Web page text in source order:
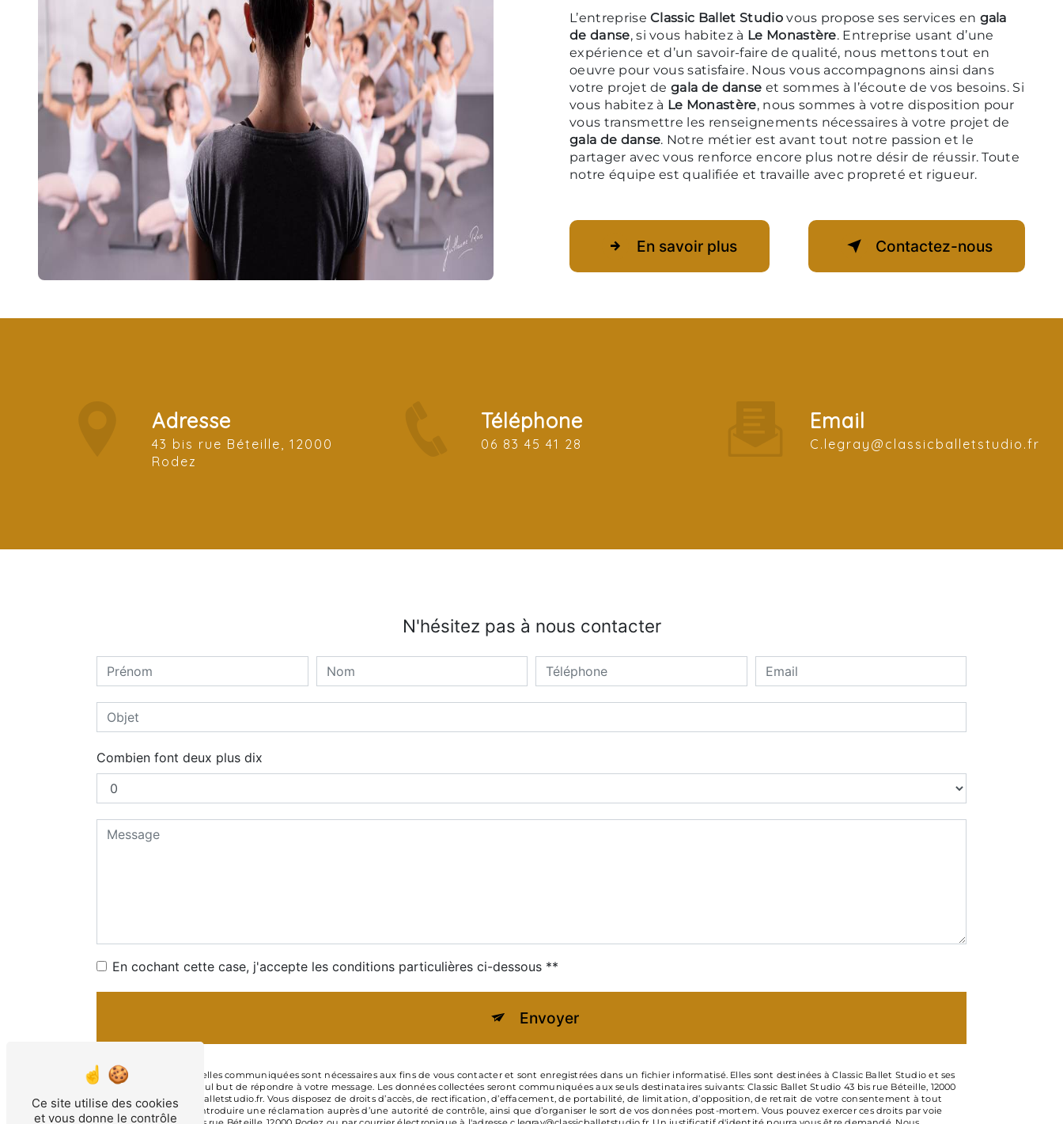
L’entrepriseClassic Ballet Studiovous propose ses services en gala
de danse, si vous habitez à Le Monastère. Entreprise usant d’une
expérience et d’un savoir-faire de qualité, nous mettons tout en
oeuvre pour vous satisfaire. Nous vous accompagnons ainsi dans
votre projet degala de danse et sommes à l’écoute de vos besoins. Si
vous habitez à Le Monastère, nous sommes à votre disposition pour
vous transmettre les renseignements nécessaires à votre projet de
gala de danse. Notre métier est avant tout notre passion et le
partager avec vous renforce encore plus notre désir de réussir. Toute
notre équipe est qualifiée et travaille avec propreté et rigueur.
En savoir plus Contactez-nous
Adresse
43 bis rue Béteille, 12000
Rodez
Téléphone
06 83 45 41 28
Email
c.legray@classicballetstudio.fr
N'hésitez pas à nous contacter
Combien font deux plus dix
En cochant cette case, j'accepte les conditions particulières ci-dessous **
Envoyer
** Les données personnelles communiquées sont nécessaires aux fins de vous contacter et sont enregistrées dans un fichier informatisé. Elles sont destinées à Classic Ballet Studio et ses
sous-traitants dans le seul but de répondre à votre message. Les données collectées seront communiquées aux seuls destinataires suivants: Classic Ballet Studio 43 bis rue Béteille, 12000
Rodez c.legray@classicballetstudio.fr. Vous disposez de droits d’accès, de rectification, d’effacement, de portabilité, de limitation, d’opposition, de retrait de votre consentement à tout
moment et du droit d’introduire une réclamation auprès d’une autorité de contrôle, ainsi que d’organiser le sort de vos données post-mortem. Vous pouvez exercer ces droits par voie
Ce site utilise des cookies
et vous donne le contrôle